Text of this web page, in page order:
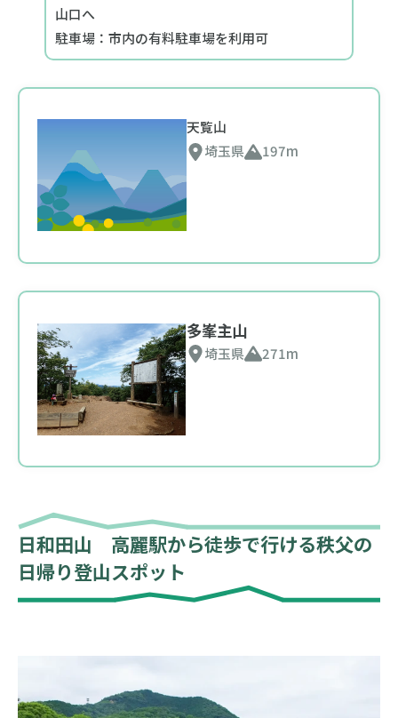
山口へ
駐車場：市内の有料駐車場を利用可
天覧山
埼玉県
197m
多峯主山
埼玉県 271m
日和田山 高麗駅から徒歩で行ける秩父の
日帰り登山スポット